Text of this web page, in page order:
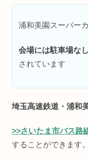
浦和美園スーパー
会場には駐車場な
されています
埼玉高速鉄道・浦和
>>さいたま市バス路
することができます。